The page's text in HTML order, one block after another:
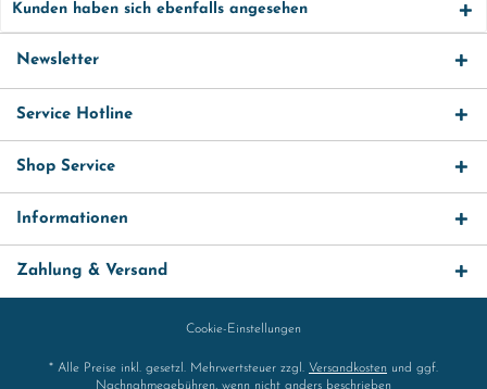
Kunden haben sich ebenfalls angesehen
Newsletter
Service Hotline
Shop Service
Informationen
Zahlung & Versand
Cookie-Einstellungen
* Alle Preise inkl. gesetzl. Mehrwertsteuer zzgl. Versandkosten und ggf.
Nachnahmegebühren, wenn nicht anders beschrieben